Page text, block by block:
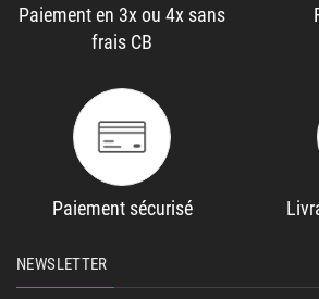
Paiement en 3x ou 4x sans
frais CB
Paiement sécurisé
NEWSLETTER